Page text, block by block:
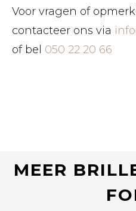
Voor vragen of
contacteer ons via
of bel 050 22 20 66
MEER